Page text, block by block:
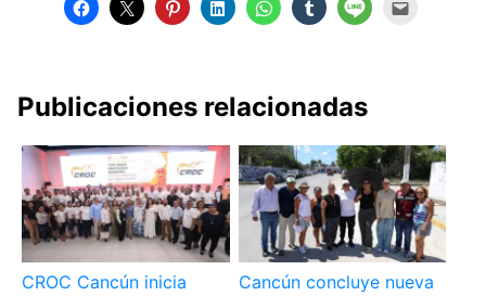
Publicaciones relacionadas
CROC Cancún inicia
Cancún concluye nueva